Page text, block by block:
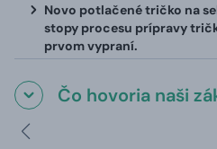
Novo potlačené tričko na
stopy procesu prípravy
prvom vypraní.
Čo hovoria naši